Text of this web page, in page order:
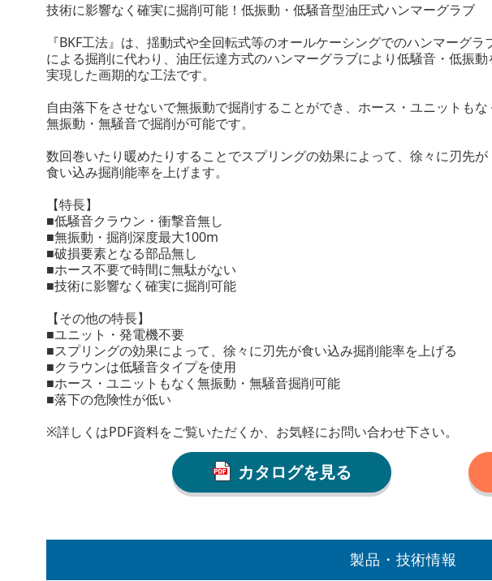
技術に影響なく確実に掘削可能！低振動・低騒音型油圧式ハンマーグラブ
『BKF工法』は、揺動式や全回転式等のオールケーシングでのハンマーグラ
による掘削に代わり、油圧伝達方式のハンマーグラブにより低騒音・低振動
実現した画期的な工法です。
自由落下をさせないで無振動で掘削することができ、ホース・ユニットもな
無振動・無騒音で掘削が可能です。
数回巻いたり暖めたりすることでスプリングの効果によって、徐々に刃先が
食い込み掘削能率を上げます。
【特長】
■低騒音クラウン・衝撃音無し
■無振動・掘削深度最大100m
■破損要素となる部品無し
■ホース不要で時間に無駄がない
■技術に影響なく確実に掘削可能
【その他の特長】
■ユニット・発電機不要
■スプリングの効果によって、徐々に刃先が食い込み掘削能率を上げる
■クラウンは低騒音タイプを使用
■ホース・ユニットもなく無振動・無騒音掘削可能
■落下の危険性が低い
※詳しくはPDF資料をご覧いただくか、お気軽にお問い合わせ下さい。
カタログを見る
製品・技術情報